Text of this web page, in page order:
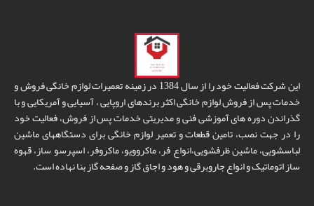
این شرکت فعالیت خود را از سال 1384 در زمینه تعمیرات لوازم خانگی فروش و
خدمات پس از فروش لوازم خانگی اکثر برندهای اروپایی ، آسیایی و آمریکایی و با
گذراندن دوره های آموزشی فنی و مدیریتی خدمات پس از فروش، فعالیت خود
را در جهت نصب، تامین قطعات و تعمیر لوازم خانگی برای دستگاههای ماشین
لباسشویی، ماشین ظرفشویی،انواع فر، ماکروویو، ماکروفر، اسپرسو ساز، قهوه
ساز اتوماتیک و انواع جاروبرقی و هود و اجاق گاز و صفحه گاز بنا نهاده است.